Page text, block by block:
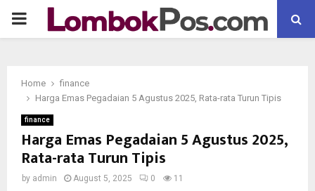
P
M
A
Home
finance
Harga Emas Pegadaian 5 Agustus 2025, Rata-rata Turun Tipis
finance
Harga Emas Pegadaian 5 Agustus 2025,
Rata-rata Turun Tipis
by admin August 5, 2025 0 11